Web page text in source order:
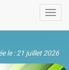
le : 21 juillet 2026